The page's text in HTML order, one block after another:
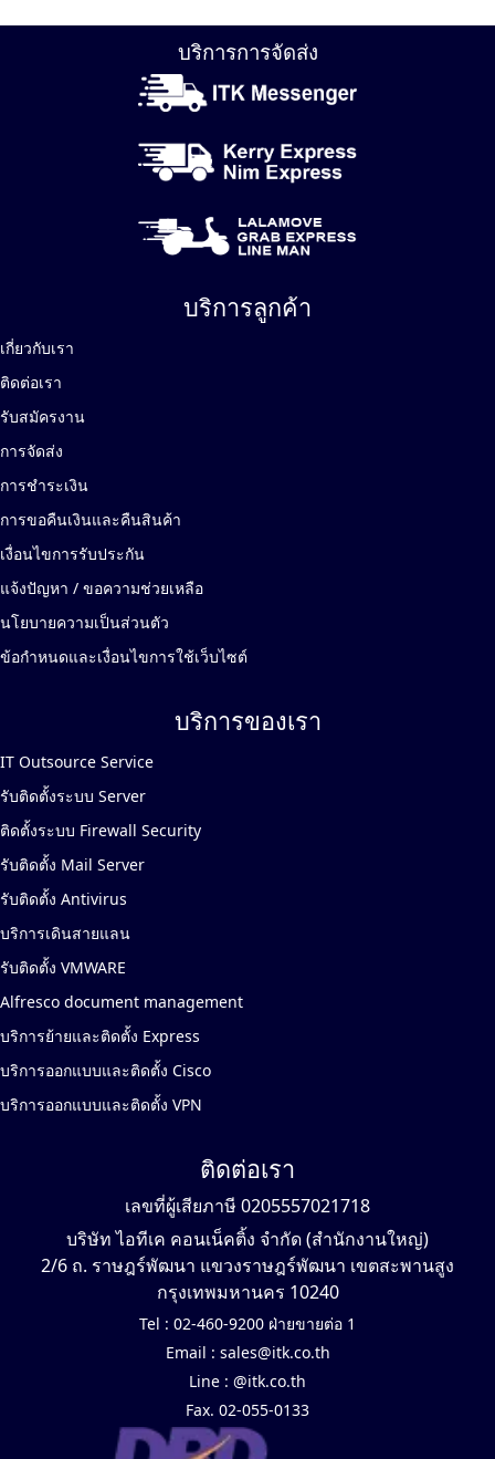
บริการการจัดส่ง
บริการลูกค้า
เกี่ยวกับเรา
ติดต่อเรา
รับสมัครงาน
การจัดส่ง
การชำระเงิน
การขอคืนเงินและคืนสินค้า
เงื่อนไขการรับประกัน
แจ้งปัญหา / ขอความช่วยเหลือ
นโยบายความเป็นส่วนตัว
ข้อกำหนดและเงื่อนไขการใช้เว็บไซต์
บริการของเรา
IT Outsource Service
รับติดตั้งระบบ Server
ติดตั้งระบบ Firewall Security
รับติดตั้ง Mail Server
รับติดตั้ง Antivirus
บริการเดินสายแลน
รับติดตั้ง VMWARE
Alfresco document management
บริการย้ายและติดตั้ง Express
บริการออกแบบและติดตั้ง Cisco
บริการออกแบบและติดตั้ง VPN
ติดต่อเรา
เลขที่ผู้เสียภาษี 0205557021718
บริษัท ไอทีเค คอนเน็คติ้ง จำกัด (สำนักงานใหญ่)
2/6 ถ. ราษฎร์พัฒนา แขวงราษฎร์พัฒนา เขตสะพานสูง
กรุงเทพมหานคร 10240
Tel : 02-460-9200 ฝ่ายขายต่อ 1
Email : sales@itk.co.th
Line : @itk.co.th
Fax. 02-055-0133